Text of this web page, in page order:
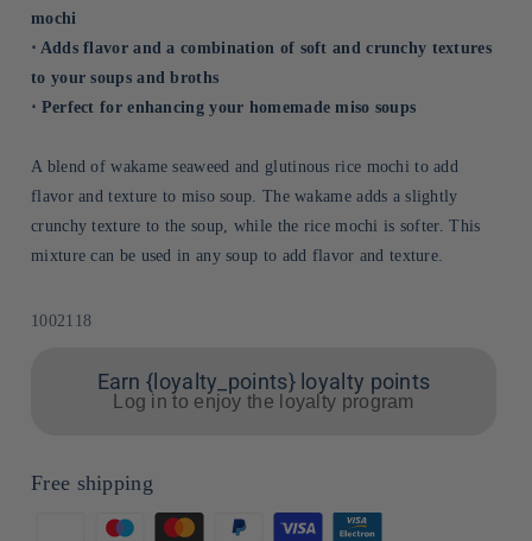
mochi
⋅ Adds flavor and a combination of soft and crunchy textures
to your soups and broths
⋅ Perfect for enhancing your homemade miso soups
A blend of wakame seaweed and glutinous rice mochi to add
flavor and texture to miso soup. The wakame adds a slightly
crunchy texture to the soup, while the rice mochi is softer. This
mixture can be used in any soup to add flavor and texture.
Sku:
1002118
Earn {loyalty_points} loyalty points
Log in to enjoy the loyalty program
Free shipping